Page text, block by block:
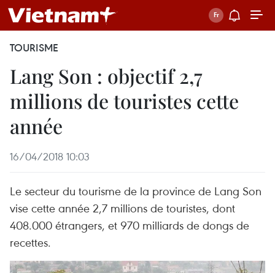
TOURISME
Lang Son : objectif 2,7
millions de touristes cette
année
16/04/2018 10:03
Le secteur du tourisme de la province de Lang Son
vise cette année 2,7 millions de touristes, dont
408.000 étrangers, et 970 milliards de dongs de
recettes.